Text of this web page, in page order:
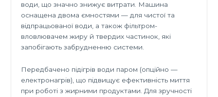
води, що значно знижує витрати. Машина
оснащена двома ємностями — для чистої та
відпрацьованої води, а також фільтром-
вловлювачем жиру й твердих частинок, які
запобігають забрудненню системи.
Передбачено підігрів води паром (опційно —
електронагрів), що підвищує ефективність миття
при роботі з жирними продуктами. Для зручності